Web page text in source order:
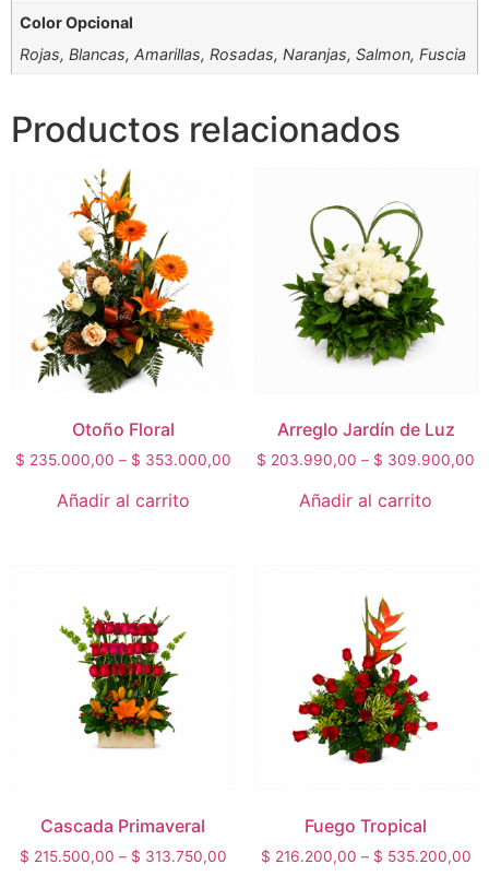
Color Opcional
Rojas, Blancas, Amarillas, Rosadas, Naranjas, Salmon, Fuscia
Productos relacionados
Otoño Floral
$ 235.000,00 – $ 353.000,00
Añadir al carrito
Arreglo Jardín de Luz
$ 203.990,00 – $ 309.900,00
Añadir al carrito
Cascada Primaveral
$ 215.500,00 – $ 313.750,00
Fuego Tropical
$ 216.200,00 – $ 535.200,00